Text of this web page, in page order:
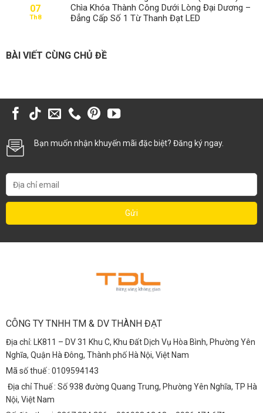
07
Th8
Chìa Khóa Thành Công Dưới Lòng Đại Dương –
Đẳng Cấp Số 1 Từ Thanh Đạt LED
BÀI VIẾT CÙNG CHỦ ĐỀ
Bạn muốn nhận khuyến mãi đặc biệt? Đăng ký ngay.
CÔNG TY TNHH TM & DV THÀNH ĐẠT
Địa chỉ: LK811 – DV 31 Khu C, Khu Đất Dịch Vụ Hòa Bình, Phường Yên
Nghĩa, Quận Hà Đông, Thành phố Hà Nội, Việt Nam
Mã số thuế : 0109594143
Địa chỉ Thuế : Số 938 đường Quang Trung, Phường Yên Nghĩa, TP Hà
Nội, Việt Nam